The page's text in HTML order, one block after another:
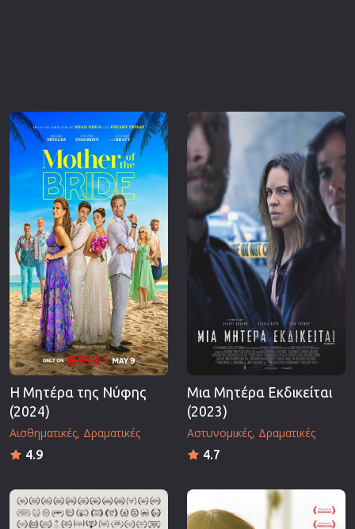
Η Μητέρα της Νύφης
(2024)
Αισθηματικές Δραματικές
4.9
Μια Μητέρα Εκδικείται
(2023)
Αστυνομικές Δραματικές
4.7